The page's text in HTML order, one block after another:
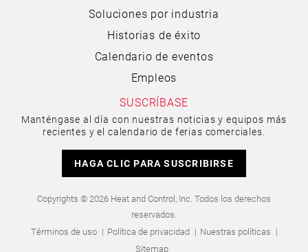
Soluciones por industria
Historias de éxito
Calendario de eventos
Empleos
SUSCRÍBASE
Manténgase al día con nuestras noticias y equipos más
recientes y el calendario de ferias comerciales.
HAGA CLIC PARA SUSCRIBIRSE
Copyrights © 2026 Heat and Control, Inc. Todos los derechos
reservados.
Términos de uso
Política de privacidad
Nuestras políticas
Sitemap